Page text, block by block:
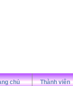
chủ Thành viên